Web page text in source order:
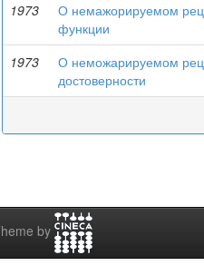
1973
О немажорируемом
функции
1973
О неможарируемом
достоверности
by